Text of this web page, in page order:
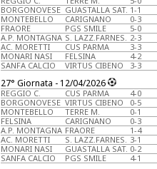
BORGONOVESE GUASTALLA SAT. 1-1
MONTEBELLO
CARIGNANO
0-3
FRAORE
PGS SMILE
5-0
A.P. MONTAGNA S. LAZZ.FARNES. 2-3
AC. MORETTI
CUS PARMA
3-3
MONARI NASI
FELSINA
4-2
SANFA CALCIO
VIRTUS CIBENO 3-3
27° Giornata - 12/04/2026
REGGIO C. CUS PARMA
4-0
BORGONOVESE VIRTUS CIBENO
0-5
MONTEBELLO
TERRE M.
0-1
FELSINA
CARIGNANO
0-3
A.P. MONTAGNA FRAORE
1-4
AC. MORETTI
S. LAZZ.FARNES. 3-1
MONARI NASI
GUASTALLA SAT. 0-2
SANFA CALCIO
PGS SMILE 4-1